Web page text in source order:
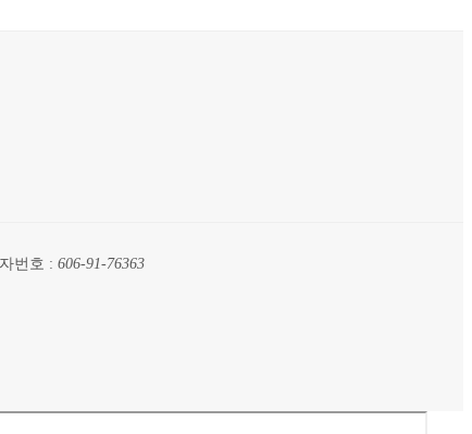
번호 : 606-91-76363